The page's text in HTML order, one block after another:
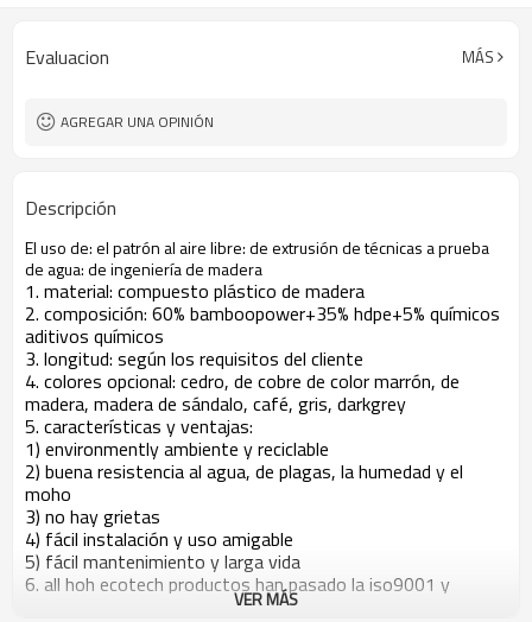
Evaluacion MÁS
AGREGAR UNA OPINIÓN
Descripción
El uso de: el patrón al aire libre: de extrusión de técnicas a prueba
de agua: de ingeniería de madera
1. material: compuesto plástico de madera
2. composición: 60% bamboopower+35% hdpe+5% químicos
aditivos químicos
3. longitud: según los requisitos del cliente
4. colores opcional: cedro, de cobre de color marrón, de
madera, madera de sándalo, café, gris, darkgrey
5. características y ventajas:
1) environmently ambiente y reciclable
2) buena resistencia al agua, de plagas, la humedad y el
moho
3) no hay grietas
4) fácil instalación y uso amigable
5) fácil mantenimiento y larga vida
6. all hoh ecotech productos han pasado la iso9001 y
iso14001, que es de calidad puede ser estrictamente
VER MÁS